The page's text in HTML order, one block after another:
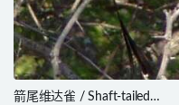
箭尾维达雀 / Shaft-tailed